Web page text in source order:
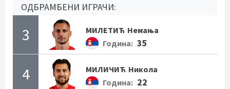
ОДБРАМБЕНИ ИГРАЧИ:
3 МИЛЕТИЋ Немања
Година: 35
4 МИЛИЧИЋ Никола
Година: 22